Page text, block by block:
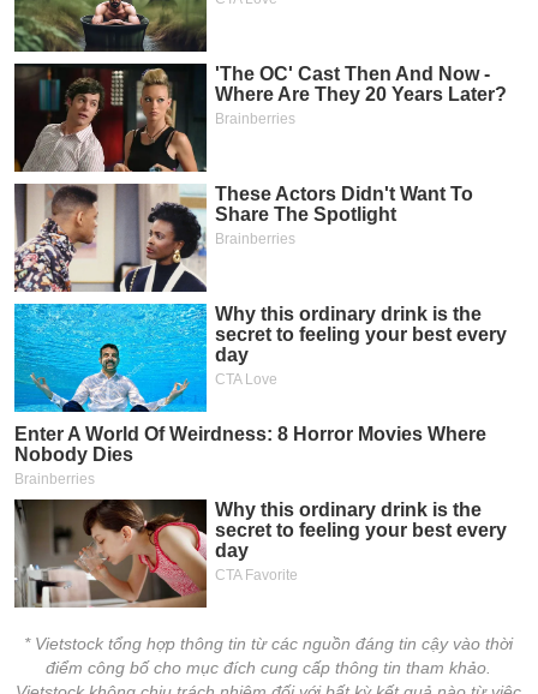
* Vietstock tổng hợp thông tin từ các nguồn đáng tin cậy vào thời
điểm công bố cho mục đích cung cấp thông tin tham khảo.